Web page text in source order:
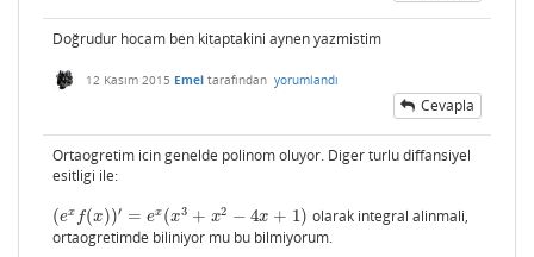
Doğrudur hocam ben kitaptakini aynen yazmistim
12 Kasım 2015 Emel tarafından yorumlandı
Cevapla
Ortaogretim icin genelde polinom oluyor. Diger turlu diffansiyel
esitligi ile:
(ex f(x))′ = ex (x3 + x2 − 4x + 1)
(exf(x))′=ex (x3 +x2−4 x+1 )
olarak integral alinmali,
ortaogretimde biliniyor mu bu bilmiyorum.